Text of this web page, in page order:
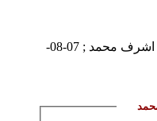
التعديل الأخير تم بواسطة اشرف محمد ; 07-08-